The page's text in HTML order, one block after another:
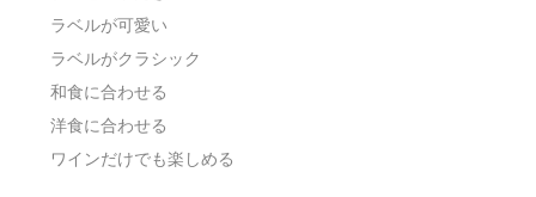
ラベルが可愛い
ラベルがクラシック
和食に合わせる
洋食に合わせる
ワインだけでも楽しめる